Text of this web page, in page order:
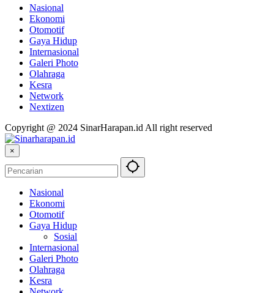
Nasional
Ekonomi
Otomotif
Gaya Hidup
Internasional
Galeri Photo
Olahraga
Kesra
Network
Nextizen
Copyright @ 2024 SinarHarapan.id All right reserved
×
Nasional
Ekonomi
Otomotif
Gaya Hidup
Sosial
Internasional
Galeri Photo
Olahraga
Kesra